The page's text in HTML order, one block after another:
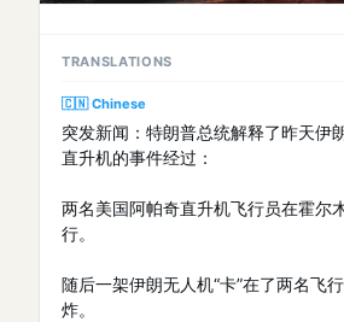
TRANSLATIONS
🇨🇳 Chinese
突发新闻：特朗普总统解释了昨天伊
直升机的事件经过：
两名美国阿帕奇直升机飞行员在霍尔
行。
随后一架伊朗无人机“卡”在了两名飞
炸。